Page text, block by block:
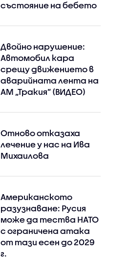
Facebook
състояние на бебето
Двойно нарушение:
Автомобил кара
срещу движението в
аварийната лента на
АМ „Тракия” (ВИДЕО)
Отново отказаха
лечение у нас на Ива
Михаилова
Американското
разузнаване: Русия
може да тества НАТО
с ограничена атака
от тази есен до 2029
г.